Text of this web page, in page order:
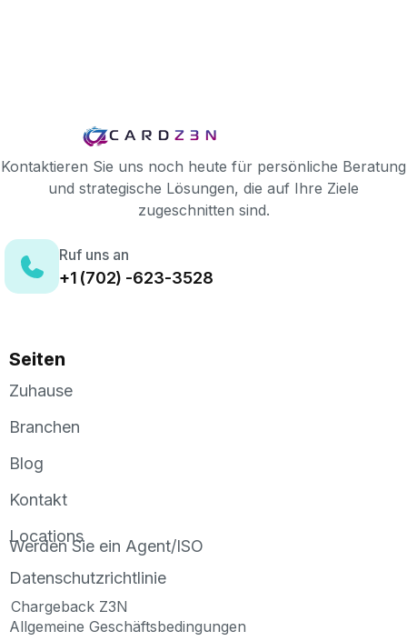
Kontaktieren Sie uns noch heute für persönliche Beratung
und strategische Lösungen, die auf Ihre Ziele
zugeschnitten sind.
Ruf uns an
+1 (702) -623-3528
Seiten
Zuhause
Branchen
Blog
Kontakt
Locations
Werden Sie ein Agent/ISO
Datenschutzrichtlinie
Chargeback Z3N
Allgemeine Geschäftsbedingungen